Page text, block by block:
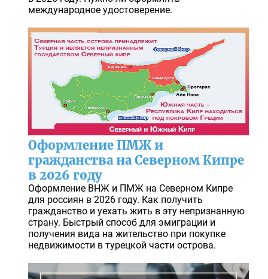
международное удостоверение.
Оформление ПМЖ и
гражданства на Северном Кипре
в 2026 году
Оформление ВНЖ и ПМЖ на Северном Кипре
для россиян в 2026 году. Как получить
гражданство и уехать жить в эту непризнанную
страну. Быстрый способ для эмиграции и
получения вида на жительство при покупке
недвижимости в турецкой части острова.